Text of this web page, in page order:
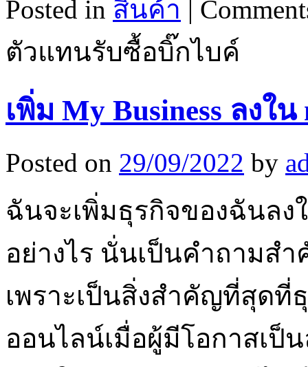
Posted in สินค้า
ตัวแทนรับซื้อบิ๊กไบค์
เพิ่ม My Business ลงใ
Posted on 29/09/2022 by
ฉันจะเพิ่มธุรกิจของฉันลงใ
อย่างไร นั่นเป็นคำถามส
เพราะเป็นสิ่งสำคัญที่สุด
ออนไลน์เมื่อผู้มีโอกาสเ